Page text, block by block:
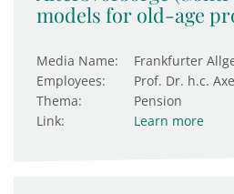
models for old-age
Media Name:
Frankfurter
Employees:
Prof. Dr. h.c.
Thema:
Pension
Link:
Learn more